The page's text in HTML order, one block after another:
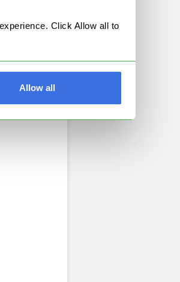
Click Allow all to
Allow all